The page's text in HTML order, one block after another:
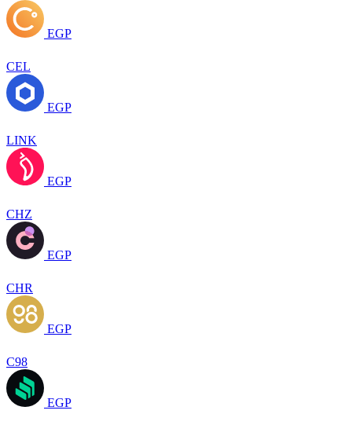
EGP
CEL
EGP
LINK
EGP
CHZ
EGP
CHR
EGP
C98
EGP